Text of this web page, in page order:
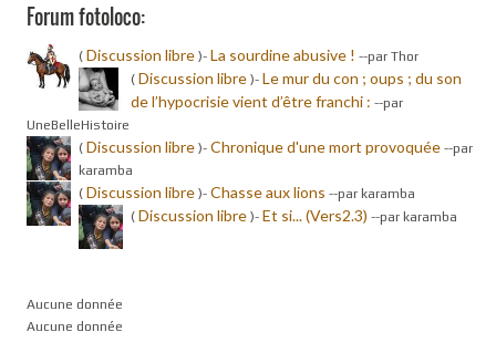
Forum fotoloco:
( Discussion libre )- La sourdine abusive ! --par Thor
( Discussion libre )- Le mur du con ; oups ; du son
de l’hypocrisie vient d’être franchi : --par
UneBelleHistoire
( Discussion libre )- Chronique d'une mort provoquée --par
karamba
( Discussion libre )- Chasse aux lions --par karamba
( Discussion libre )- Et si... (Vers2.3) --par karamba
Aucune donnée
Aucune donnée